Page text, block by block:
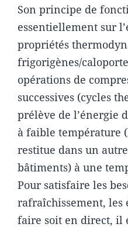
Son principe de
essentiellement sur
propriétés
frigorigènes/
opérations de
successives (cycles
prélève de l’énergie
à faible température
restitue dans un
bâtiments) à une
Pour satisfaire les
rafraîchissement, les
faire soit en direct, il